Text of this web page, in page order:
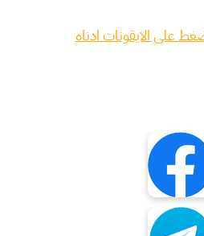
على الايقونات ادناه